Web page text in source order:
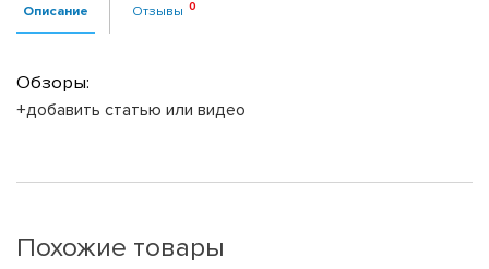
Описание Отзывы
Обзоры:
+добавить статью или видео
Похожие товары